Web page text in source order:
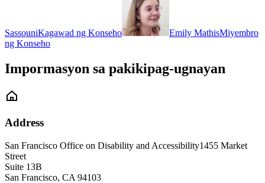
SassouniKagawad ng Konseho Emily MathisMiyembro
ng Konseho
Impormasyon sa pakikipag-ugnayan
Address
San Francisco Office on Disability and Accessibility1455 Market
Street
Suite 13B
San Francisco, CA 94103